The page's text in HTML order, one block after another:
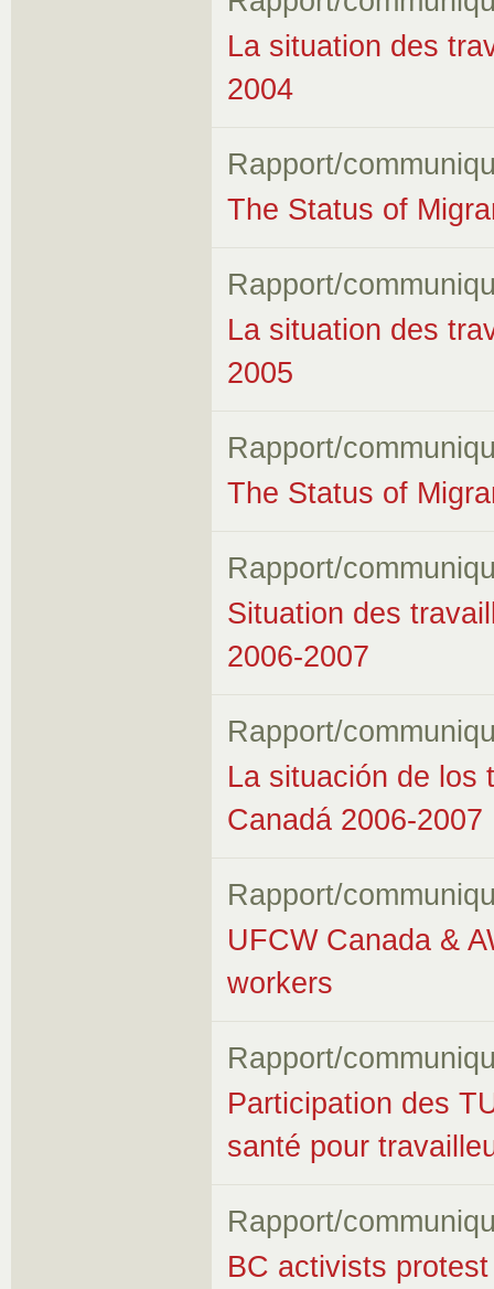
La situation des
2004
Rapport/
The Status of
Rapport/
La situation des
2005
Rapport/
The Status of
Rapport/
Situation des
2006-2007
Rapport/
La situación de los
Canadá 2006-2007
Rapport/
UFCW Canada &
workers
Rapport/
Participation des
santé pour
Rapport/
BC activists